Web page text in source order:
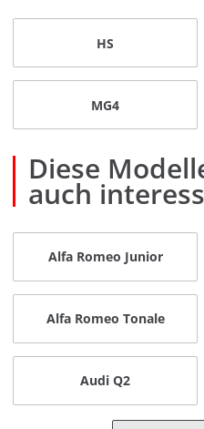
HS
MG4
Diese
auch
Alfa Romeo Junior
Alfa Romeo Tonale
Audi Q2